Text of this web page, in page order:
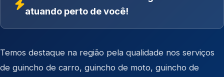
atuando perto de você!
Temos destaque na região pela qualidade nos serviços
de guincho de carro, guincho de moto, guincho de